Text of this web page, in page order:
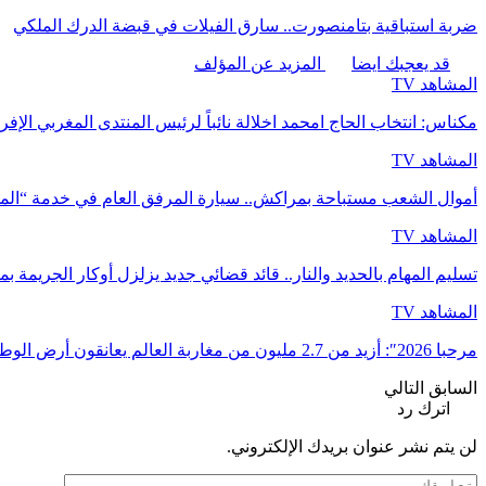
ضربة استباقية بتامنصورت.. سارق الفيلات في قبضة الدرك الملكي
قد يعجبك ايضا
المزيد عن المؤلف
المشاهد TV
مكناس: انتخاب الحاج امحمد اخلالة نائباً لرئيس المنتدى المغربي
المشاهد TV
أموال الشعب مستباحة بمراكش.. سيارة المرفق العام في خدمة
المشاهد TV
تسليم المهام بالحديد والنار.. قائد قضائي جديد يزلزل أوكار الجريمة
المشاهد TV
مرحبا 2026″: أزيد من 2.7 مليون من مغاربة العالم يعانقون أرض الوطن
السابق التالي
اترك رد
لن يتم نشر عنوان بريدك الإلكتروني.